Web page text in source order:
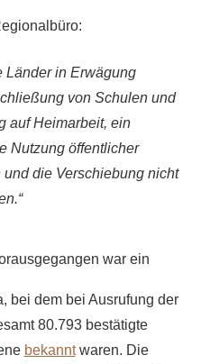
Länder in Erwägung
von Schulen und
auf Heimarbeit, ein
Nutzung öffentlicher
die Verschiebung nicht
war ein
bei dem bei Ausrufung der
80.793 bestätigte
bekanntwaren. Die